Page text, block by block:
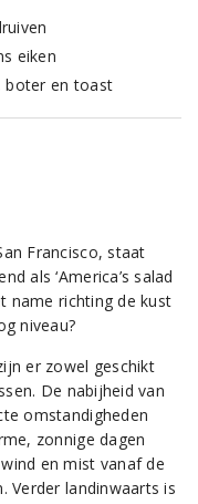
eiken
boter en toast
Francisco, staat
als ‘America’s salad
name richting de kust
niveau?
er zowel geschikt
De nabijheid van
omstandigheden
zonnige dagen
en mist vanaf de
Verder landinwaarts is